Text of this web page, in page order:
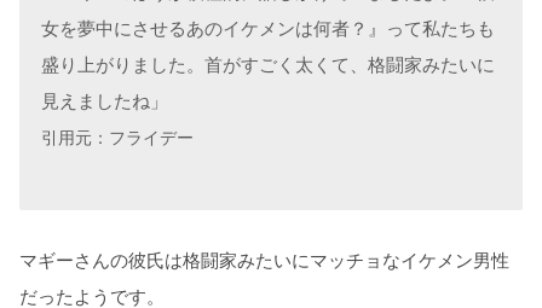
女を夢中にさせるあのイケメンは何者？』って私たちも
盛り上がりました。首がすごく太くて、格闘家みたいに
見えましたね」
引用元：フライデー
マギーさんの彼氏は格闘家みたいにマッチョなイケメン男性
だったようです。